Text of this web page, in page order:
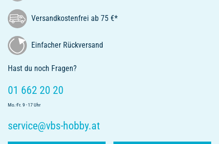
Versandkostenfrei ab 75 €*
Einfacher Rückversand
Hast du noch Fragen?
01 662 20 20
Mo.-Fr. 9 - 17 Uhr
service@vbs-hobby.at